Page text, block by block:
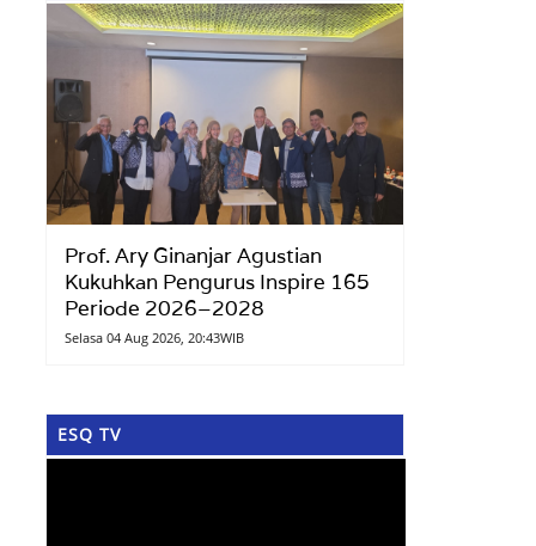
Prof. Ary Ginanjar Agustian
Kukuhkan Pengurus Inspire 165
Periode 2026–2028
Selasa 04 Aug 2026, 20:43WIB
ESQ TV